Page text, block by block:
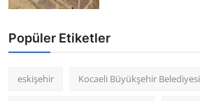
Popüler Etiketler
eskişehir Kocaeli Büyükşehir Belediyesi